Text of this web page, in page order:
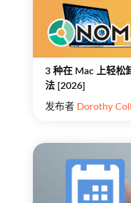
3 种在 Mac 上轻松
法 [2026]
发布者 Dorothy